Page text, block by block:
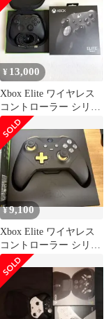
¥ 13,000
Xbox Elite ワイヤレス
コントローラー シリー
ズ2
¥9,100
Xbox Elite ワイヤレス
コントローラー シリー
ズ 2 - Core